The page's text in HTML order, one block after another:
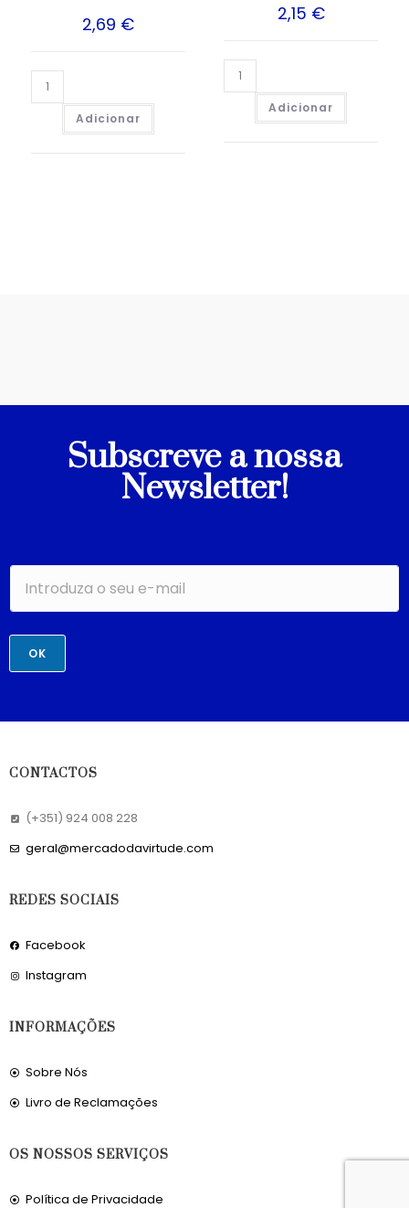
2,69 €
Adicionar
2,15 €
Adicionar
Subscreve a nossa
Newsletter!
OK
CONTACTOS
(+351) 924 008 228
geral@mercadodavirtude.com
REDES SOCIAIS
Facebook
Instagram
INFORMAÇÕES
Sobre Nós
Livro de Reclamações
OS NOSSOS SERVIÇOS
Política de Privacidade